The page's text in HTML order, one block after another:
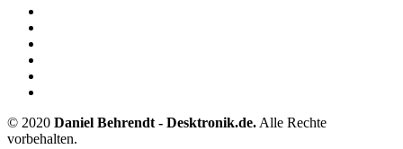
© 2020 Daniel Behrendt - Desktronik.de. Alle Rechte
vorbehalten.